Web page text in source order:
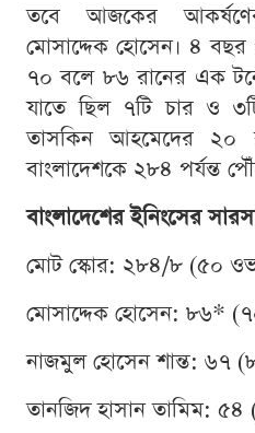
তবে আজকের আকর্ষণের
মোসাদ্দেক হোসেন। ৪ বছর
৭০ বলে ৮৬ রানের এক
যাতে ছিল ৭টি চার ও
তাসকিন আহমেদের ২০
বাংলাদেশকে ২৮৪ পর্যন্ত
বাংলাদেশের ইনিংসের
মোট স্কোর: ২৮৪/৮ (৫০
মোসাদ্দেক হোসেন: ৮৬*
নাজমুল হোসেন শান্ত: ৬৭
তানজিদ হাসান তামিম: